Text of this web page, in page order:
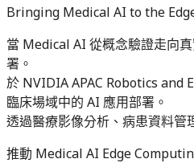
Bringing Medical AI to the
當 Medical AI 從概念驗證走向
署。
於 NVIDIA APAC Robotics and
臨床場域中的 AI 應用部署。
透過醫療影像分析、病患資料管
推動 Medical AI Edge